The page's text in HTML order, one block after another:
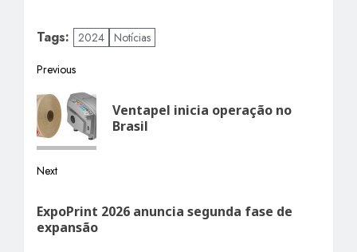
Tags: 2024 Notícias
Post
navigation
Previous
Previous
post:
Ventapel inicia operação no
Brasil
Next
post:
ExpoPrint 2026 anuncia segunda fase de
expansão